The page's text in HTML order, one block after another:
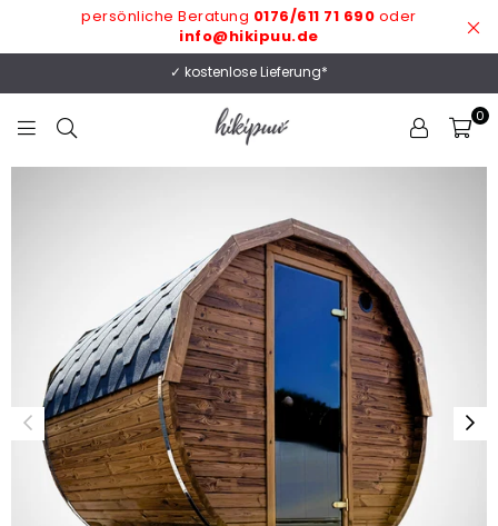
persönliche Beratung 0176/611 71 690 oder
info@hikipuu.de
✓ kostenlose Lieferung*
HIKIPUU
0